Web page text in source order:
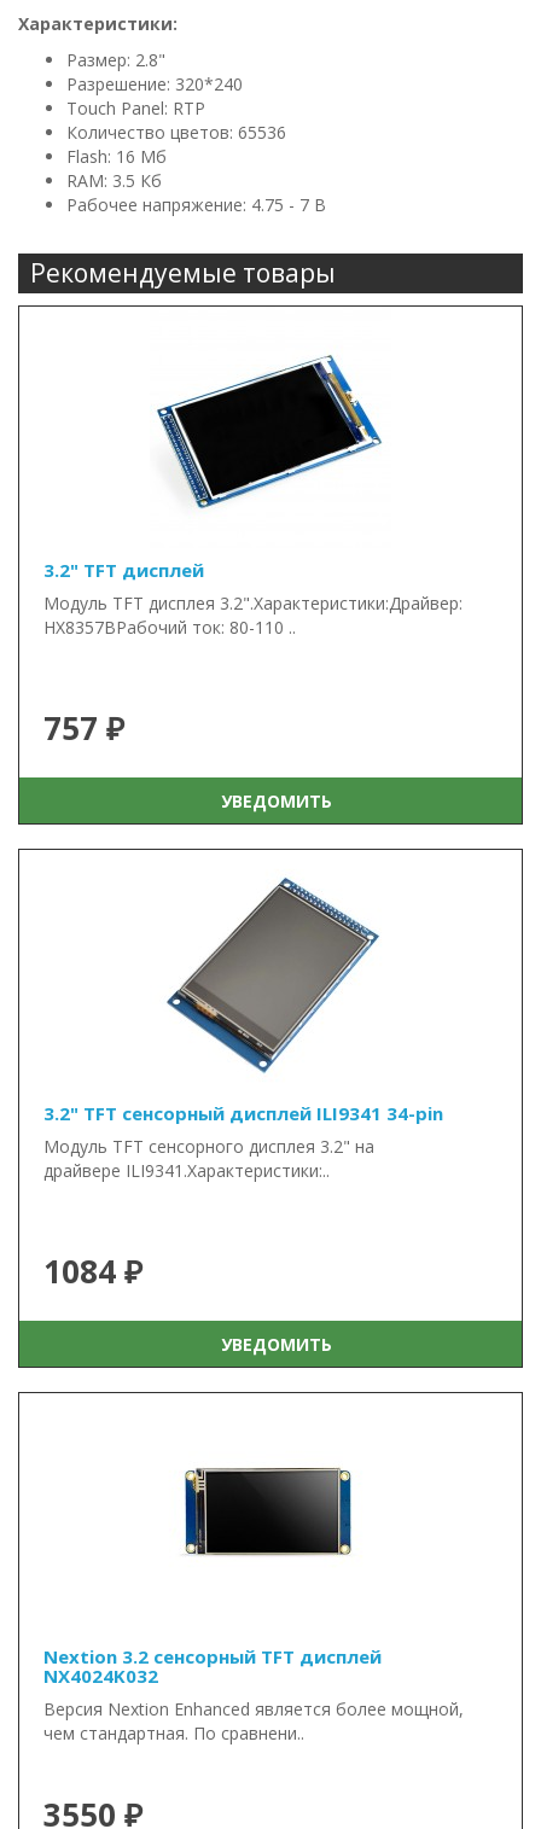
Характеристики:
Размер: 2.8"
Разрешение: 320*240
Touch Panel: RTP
Количество цветов: 65536
Flash: 16 Мб
RAM: 3.5 Кб
Рабочее напряжение: 4.75 - 7 В
Рекомендуемые товары
3.2" TFT дисплей
Модуль TFT дисплея 3.2".Характеристики:Драйвер:
HX8357BРабочий ток: 80-110 ..
757 ₽
УВЕДОМИТЬ
3.2" TFT сенсорный дисплей ILI9341 34-pin
Модуль TFT сенсорного дисплея 3.2" на
драйвере ILI9341.Характеристики:..
1084 ₽
УВЕДОМИТЬ
Nextion 3.2 сенсорный TFT дисплей
NX4024K032
Версия Nextion Enhanced является более мощной,
чем стандартная. По сравнени..
3550 ₽